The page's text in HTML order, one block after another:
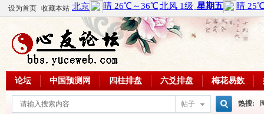
设为首页 收藏本站
论坛 中国预测网 四柱排盘 六爻排盘 梅花易数
帖子 热搜: